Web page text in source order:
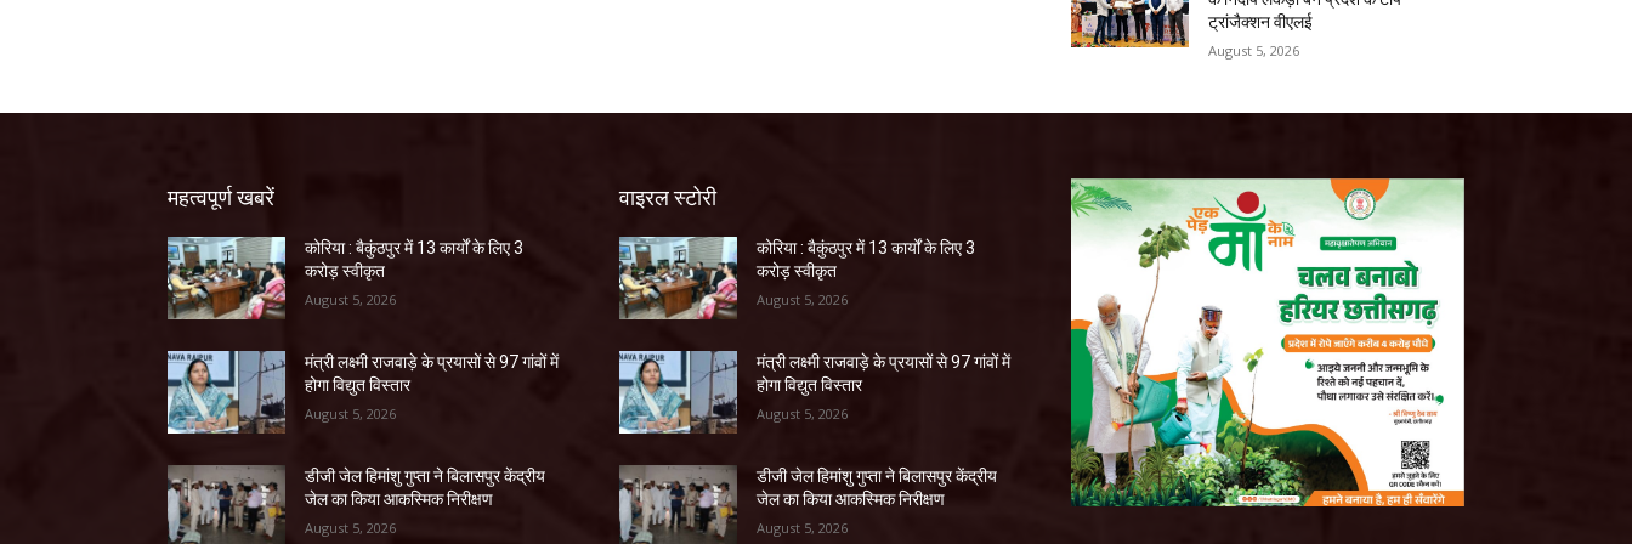
ट्रांजैक्शन वीएलई
August 5, 2026
महत्वपूर्ण खबरें
कोरिया : बैकुंठपुर में 13 कार्यों के लिए 3
करोड़ स्वीकृत
August 5, 2026
मंत्री लक्ष्मी राजवाड़े के प्रयासों से 97 गांवों में
होगा विद्युत विस्तार
August 5, 2026
डीजी जेल हिमांशु गुप्ता ने बिलासपुर केंद्रीय
जेल का किया आकस्मिक निरीक्षण
August 5, 2026
वाइरल स्टोरी
कोरिया : बैकुंठपुर में 13 कार्यों के लिए 3
करोड़ स्वीकृत
August 5, 2026
मंत्री लक्ष्मी राजवाड़े के प्रयासों से 97 गांवों में
होगा विद्युत विस्तार
August 5, 2026
डीजी जेल हिमांशु गुप्ता ने बिलासपुर केंद्रीय
जेल का किया आकस्मिक निरीक्षण
August 5, 2026